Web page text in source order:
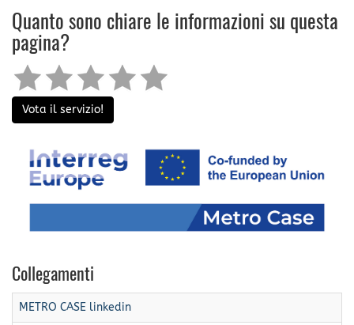
Quanto sono chiare le informazioni su questa
pagina?
Vota il servizio!
Collegamenti
METRO CASE linkedin